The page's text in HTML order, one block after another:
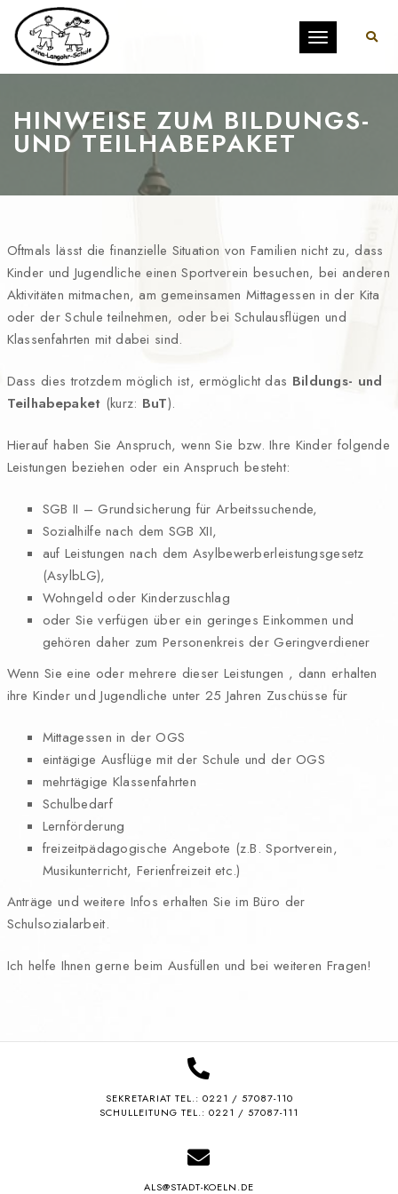
Toggle
HINWEISE ZUM BILDUNGS-
UND TEILHABEPAKET
Oftmals lässt die finanzielle Situation von Familien nicht zu, dass
Kinder und Jugendliche einen Sportverein besuchen, bei anderen
Aktivitäten mitmachen, am gemeinsamen Mittagessen in der Kita
oder der Schule teilnehmen, oder bei Schulausflügen und
Klassenfahrten mit dabei sind.
Dass dies trotzdem möglich ist, ermöglicht das Bildungs- und
Teilhabepaket (kurz: BuT).
Hierauf haben Sie Anspruch, wenn Sie bzw. Ihre Kinder folgende
Leistungen beziehen oder ein Anspruch besteht:
SGB II – Grundsicherung für Arbeitssuchende,
Sozialhilfe nach dem SGB XII,
auf Leistungen nach dem Asylbewerberleistungsgesetz
(AsylbLG),
Wohngeld oder Kinderzuschlag
oder Sie verfügen über ein geringes Einkommen und
gehören daher zum Personenkreis der Geringverdiener
Wenn Sie eine oder mehrere dieser Leistungen , dann erhalten
ihre Kinder und Jugendliche unter 25 Jahren Zuschüsse für
Mittagessen in der OGS
eintägige Ausflüge mit der Schule und der OGS
mehrtägige Klassenfahrten
Schulbedarf
Lernförderung
freizeitpädagogische Angebote (z.B. Sportverein,
Musikunterricht, Ferienfreizeit etc.)
Anträge und weitere Infos erhalten Sie im Büro der
Schulsozialarbeit.
Ich helfe Ihnen gerne beim Ausfüllen und bei weiteren Fragen!
SEKRETARIAT TEL.: 0221 / 57087-110
SCHULLEITUNG TEL.: 0221 / 57087-111
ALS@STADT-KOELN.DE